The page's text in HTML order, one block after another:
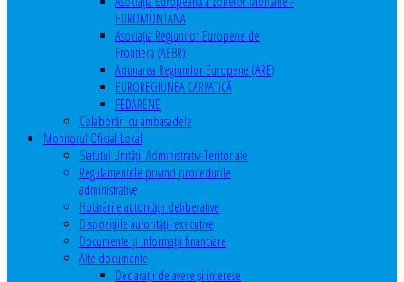
EUROMONTANA
Asociația Regiunilor Europene de
Frontieră (AEBR)
Adunarea Regiunilor Europene (ARE)
EUROREGIUNEA CARPATICĂ
FEDARENE
Colaborări cu ambasadele
Monitorul Oficial Local
Statutul Unităţii Administrativ-Teritoriale
Regulamentele privind procedurile
administrative
Hotărârile autorităţii deliberative
Dispoziţiile autorităţii executive
Documente şi informaţii financiare
Alte documente
Declaraţii de avere şi interese